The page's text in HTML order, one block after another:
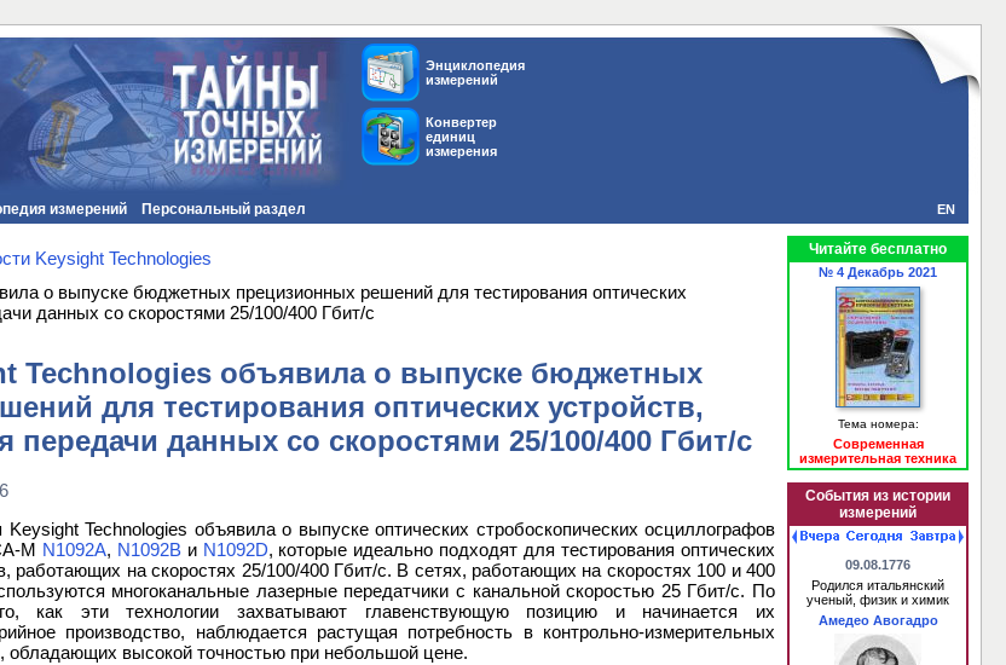
Энциклопедия
измерений
Конвертер
единиц
измерения
измерений Персональный раздел EN
Keysight Technologies
о выпуске бюджетных прецизионных решений для тестирования оптических
данных со скоростями 25/100/400 Гбит/с
Technologies объявила о выпуске бюджетных
для тестирования оптических устройств,
передачи данных со скоростями 25/100/400 Гбит/с
Keysight Technologies объявила о выпуске оптических стробоскопических осциллографов
M N1092A, N1092Bи N1092D, которые идеально подходят для тестирования оптических
работающих на скоростях 25/100/400 Гбит/с. В сетях, работающих на скоростях 100 и 400
многоканальные лазерные передатчики с канальной скоростью 25 Гбит/с. По
как эти технологии захватывают главенствующую позицию и начинается их
производство, наблюдается растущая потребность в контрольно-измерительных
обладающих высокой точностью при небольшой цене.
Читайте бесплатно
№ 4 Декабрь 2021
Тема номера:
Современная
измерительная техника
События из истории
измерений
09.08.1776
Родился итальянский
ученый, физик и химик
Амедео Авогадро